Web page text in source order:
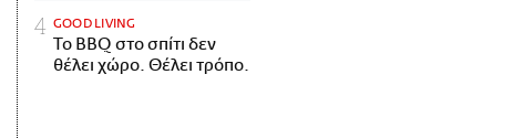
GOOD LIVING
Το BBQ στο σπίτι δεν
θέλει χώρο. Θέλει τρόπο.